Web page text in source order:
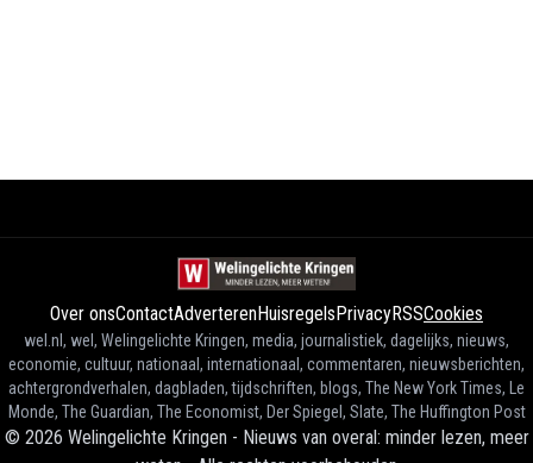
Over onsContactAdverterenHuisregelsPrivacyRSSCookies
wel.nl, wel, Welingelichte Kringen, media, journalistiek, dagelijks, nieuws,
economie, cultuur, nationaal, internationaal, commentaren, nieuwsberichten,
achtergrondverhalen, dagbladen, tijdschriften, blogs, The New York Times, Le
Monde, The Guardian, The Economist, Der Spiegel, Slate, The Huffington Post
© 2026 Welingelichte Kringen - Nieuws van overal: minder lezen, meer